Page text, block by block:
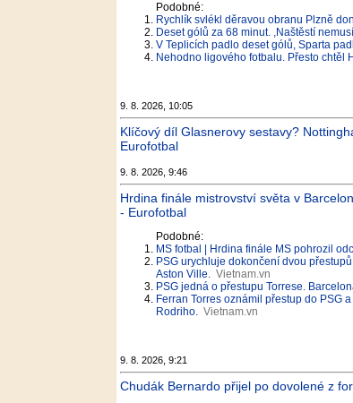
Podobné:
Rychlík svlékl děravou obranu Plzně
Deset gólů za 68 minut. ,Naštěstí
V Teplicích padlo deset gólů, Sparta
Nehodno ligového fotbalu. Přesto chtěl
9. 8. 2026, 10:05
Klíčový díl Glasnerovy sestavy?
Eurofotbal
9. 8. 2026, 9:46
Hrdina finále mistrovství světa v
- Eurofotbal
Podobné:
MS fotbal | Hrdina finále MS pohrozil
PSG urychluje dokončení dvou
Aston Ville. Vietnam.vn
PSG jedná o přestupu Torrese.
Ferran Torres oznámil přestup do PSG
Rodriho. Vietnam.vn
9. 8. 2026, 9:21
Chudák Bernardo přijel po dovolené z